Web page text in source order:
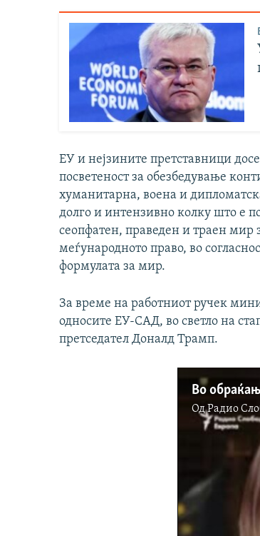
ЕУ и нејзините претставници
посветеност за обезбедување
хуманитарна, воена и
долго и интензивно колку што е
сеопфатен, праведен и траен
меѓународното право, во
формулата за мир.
За време на работниот ручек
односите ЕУ-САД, во светло на
претседател Доналд Трамп.
ОдРадио